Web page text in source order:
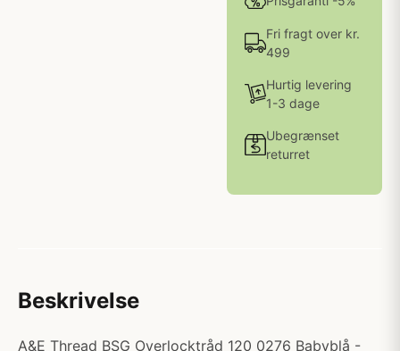
Fri fragt over kr.
499
Hurtig levering
1-3 dage
Ubegrænset
returret
Beskrivelse
A&E Thread BSG Overlocktråd 120 0276 Babyblå -